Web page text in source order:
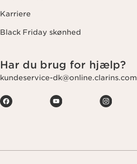
Karriere
Black Friday skønhed
Har du brug for hjælp?
kundeservice-dk@online.clarins.com